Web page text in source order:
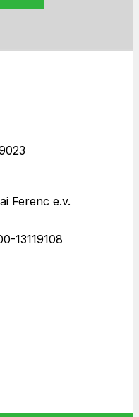
Ferenc e.v.
13119108